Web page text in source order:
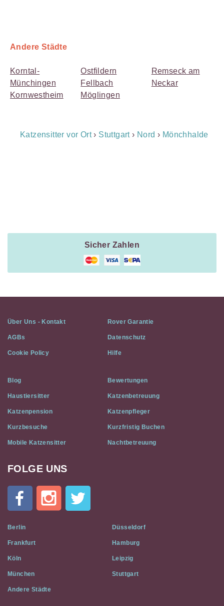
Andere Städte
Korntal-
Münchingen
Kornwestheim
Ostfildern
Fellbach
Möglingen
Remseck am
Neckar
Breadcrumb
Katzensitter vor Ort› Stuttgart› Nord › Mönchhalde
Sicher Zahlen
Über Uns - Kontakt Rover Garantie
AGBs Datenschutz
Cookie Policy Hilfe
Blog Bewertungen
Haustiersitter Katzenbetreuung
Katzenpension Katzenpfleger
Kurzbesuche Kurzfristig Buchen
Mobile Katzensitter Nachtbetreuung
Cat
Flat
Social
Media
FOLGE UNS
Berlin Düsseldorf
Frankfurt Hamburg
Köln Leipzig
München Stuttgart
Andere Städte